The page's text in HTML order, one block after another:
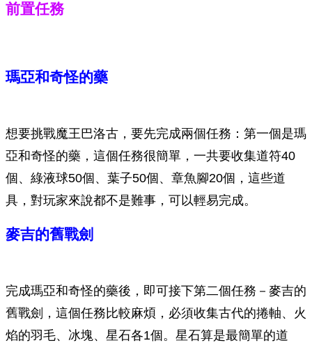
前置任務
瑪亞和奇怪的藥
想要挑戰魔王巴洛古，要先完成兩個任務：第一個是瑪
亞和奇怪的藥，這個任務很簡單，一共要收集道符40
個、綠液球50個、葉子50個、章魚腳20個，這些道
具，對玩家來說都不是難事，可以輕易完成。
麥吉的舊戰劍
完成瑪亞和奇怪的藥後，即可接下第二個任務－麥吉的
舊戰劍，這個任務比較麻煩，必須收集古代的捲軸、火
焰的羽毛、冰塊、星石各1個。星石算是最簡單的道